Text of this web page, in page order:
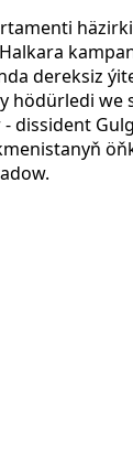
dereksiz
hödürledi we
dissident